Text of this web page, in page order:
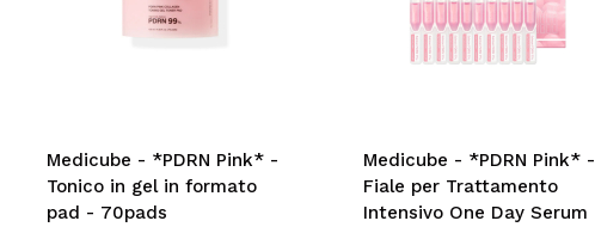
Medicube - *PDRN Pink* -
Tonico in gel in formato
pad - 70pads
Medicube - *PDRN Pink* -
Fiale per Trattamento
Intensivo One Day Serum